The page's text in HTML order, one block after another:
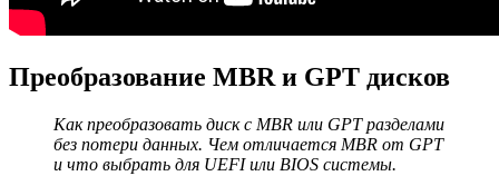
Преобразование MBR и GPT дисков
Как преобразовать диск с MBR или GPT разделами
без потери данных. Чем отличается MBR от GPT
и что выбрать для UEFI или BIOS системы.